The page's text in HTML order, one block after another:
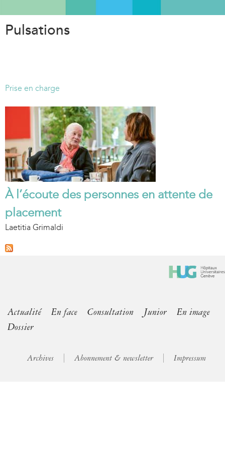
Pulsations
Prise en charge
À l’écoute des personnes en attente de
placement
Laetitia Grimaldi
Actualité En face Consultation Junior
En image
Dossier
Archives Abonnement & newsletter Impressum